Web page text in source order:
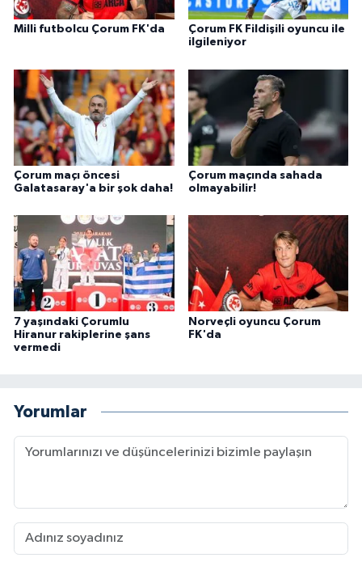
Milli futbolcu Çorum FK'da
Çorum FK Fildişili oyuncu ile
ilgileniyor
Çorum maçı öncesi
Galatasaray'a bir şok daha!
Çorum maçında sahada
olmayabilir!
7 yaşındaki Çorumlu
Hiranur rakiplerine şans
vermedi
Norveçli oyuncu Çorum
FK'da
Yorumlar